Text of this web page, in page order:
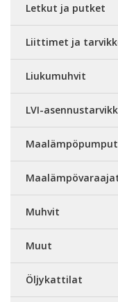
Letkut ja putket
Liittimet ja
Liukumuhvit
LVI-
Maalämpöpumput
Muhvit
Muut
Öljykattilat